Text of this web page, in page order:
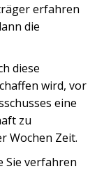
erfahren
die
diese
wird, vor
eine
zu
Wochen Zeit.
Sie verfahren